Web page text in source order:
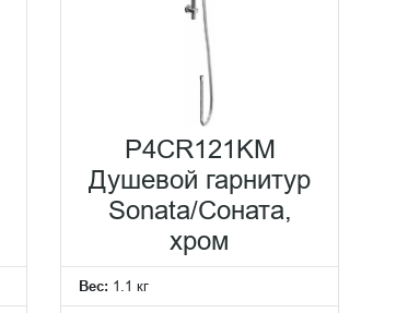
P4CR121KM
Душевой гарнитур
Sonata/Соната,
хром
Вес: 1.1 кг